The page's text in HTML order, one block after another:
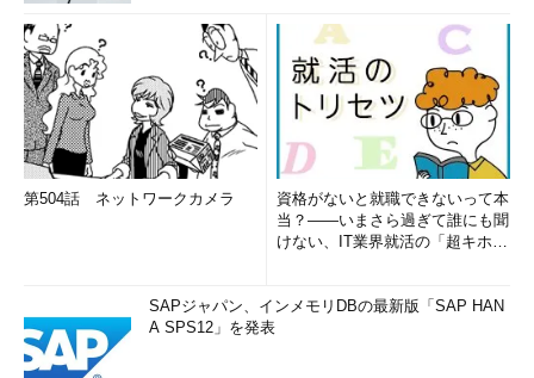
第504話 ネットワークカメラ
資格がないと就職できないって本
当？――いまさら過ぎて誰にも聞
けない、IT業界就活の「超キホ
SAPジャパン、インメモリDBの最新版「SAP HAN
A SPS12」を発表